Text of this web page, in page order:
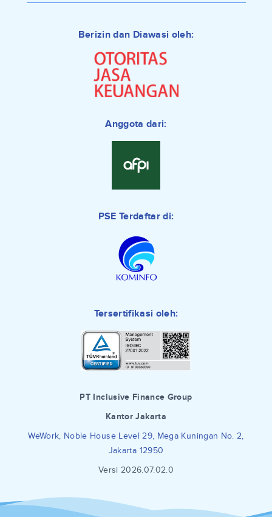
Berizin dan Diawasi oleh:
Anggota dari:
PSE Terdaftar di:
Tersertifikasi oleh:
PT Inclusive Finance Group
Kantor Jakarta
WeWork, Noble House Level 29, Mega Kuningan No. 2,
Jakarta 12950
Versi 2026.07.02.0